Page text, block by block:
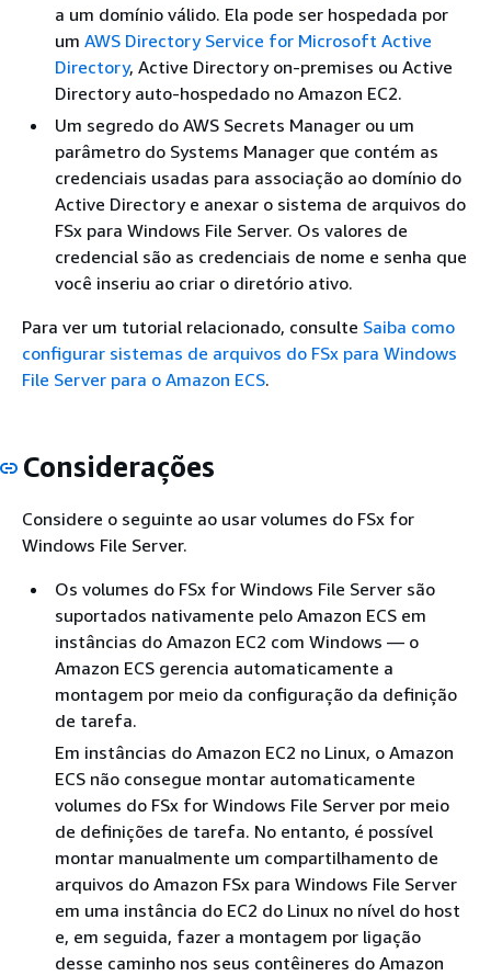
a um domínio válido. Ela pode ser hospedada por
um AWS Directory Service for Microsoft Active
Directory, Active Directory on-premises ou Active
Directory auto-hospedado no Amazon EC2.
Um segredo do AWS Secrets Manager ou um
parâmetro do Systems Manager que contém as
credenciais usadas para associação ao domínio do
Active Directory e anexar o sistema de arquivos do
FSx para Windows File Server. Os valores de
credencial são as credenciais de nome e senha que
você inseriu ao criar o diretório ativo.
Para ver um tutorial relacionado, consulte Saiba como
configurar sistemas de arquivos do FSx para Windows
File Server para o Amazon ECS.
Considerações
Considere o seguinte ao usar volumes do FSx for
Windows File Server.
Os volumes do FSx for Windows File Server são
suportados nativamente pelo Amazon ECS em
instâncias do Amazon EC2 com Windows — o
Amazon ECS gerencia automaticamente a
montagem por meio da configuração da definição
de tarefa.
Em instâncias do Amazon EC2 no Linux, o Amazon
ECS não consegue montar automaticamente
volumes do FSx for Windows File Server por meio
de definições de tarefa. No entanto, é possível
montar manualmente um compartilhamento de
arquivos do Amazon FSx para Windows File Server
em uma instância do EC2 do Linux no nível do host
e, em seguida, fazer a montagem por ligação
desse caminho nos seus contêineres do Amazon